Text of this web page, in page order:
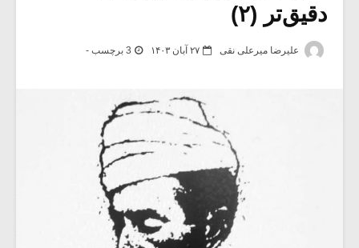
دقیق‌تر (۲)
علیرضا میرعلی نقی ۲۷ آبان ۱۴۰۳ 3 برچسب -